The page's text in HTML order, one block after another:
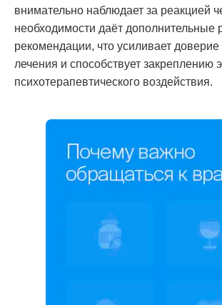
внимательно наблюдает за реакцией
необходимости даёт дополнительные
рекомендации, что усиливает доверие
лечения и способствует закреплению
психотерапевтического воздействия.